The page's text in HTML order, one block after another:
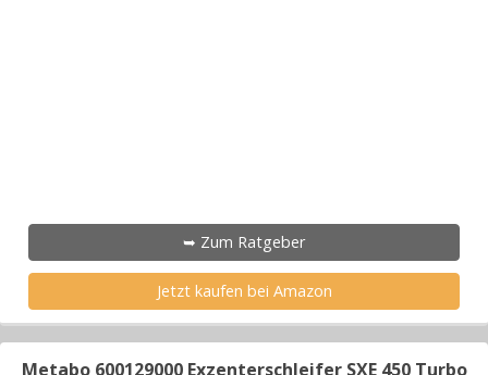
➥ Zum Ratgeber
Jetzt kaufen bei Amazon
Metabo 600129000 Exzenterschleifer SXE 450 Turbo